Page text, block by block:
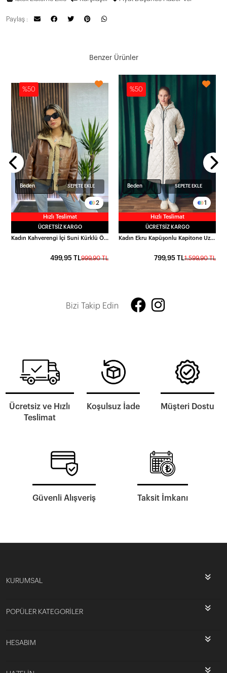
Paylaş :
Benzer Ürünler
%50
Hızlı Teslimat
2
Beden SEPETE EKLE
ÜCRETSIZ KARGO
Kadın Kahverengi İçi Suni Kürklü Önden Düğmeli Suni Deri Mont HZL23W-BRC129311
999,90 TL
499,95 TL
%50
Hızlı Teslimat
1
Beden SEPETE EKLE
ÜCRETSIZ KARGO
Kadın Ekru Kapüşonlu Kapitone Uzun Şişme Mont HZL24W-BD151771
1.599,90 TL
799,95 TL
Bizi Takip Edin
Ücretsiz ve Hızlı
Teslimat
Koşulsuz İade Müşteri Dostu
Güvenli Alışveriş Taksit İmkanı
KURUMSAL
POPÜLER KATEGORİLER
HESABIM